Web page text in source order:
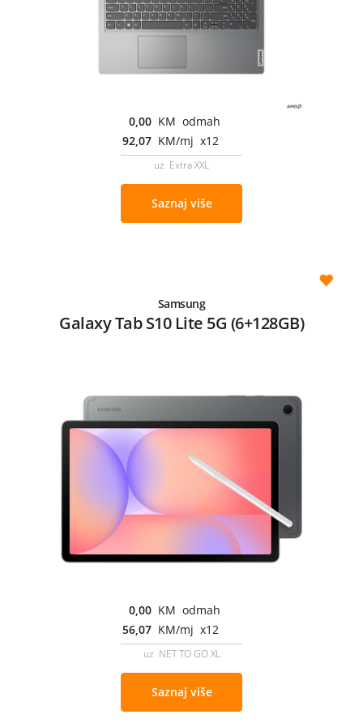
0,00 KM odmah
92,07 KM/mj x12
uz Extra XXL
Saznaj više
Samsung
Galaxy Tab S10 Lite 5G (6+128GB)
0,00 KM odmah
56,07 KM/mj x12
uz NET TO GO XL
Saznaj više